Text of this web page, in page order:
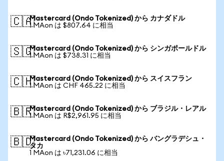
🇨🇦Mastercard (Ondo Tokenized) から カナダドル
1 MAon は $807.64 に相当
🇸🇬Mastercard (Ondo Tokenized) から シンガポールドル
1 MAon は $738.31 に相当
🇨🇭Mastercard (Ondo Tokenized) から スイスフラン
1 MAon は CHF 465.22 に相当
🇧🇷Mastercard (Ondo Tokenized) から ブラジル・レアル
1 MAon は R$2,961.95 に相当
🇧🇩Mastercard (Ondo Tokenized) から バングラデシュ・
タカ
1 MAon は ৳71,231.06 に相当